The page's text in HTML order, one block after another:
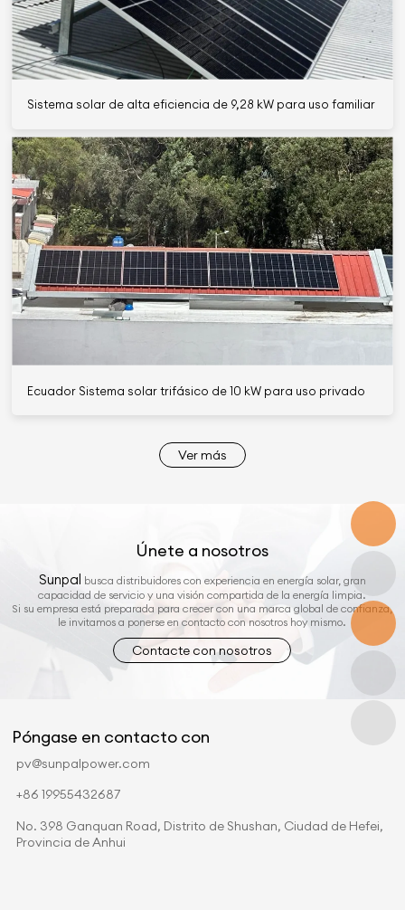
Sistema solar de alta eficiencia de 9,28 kW para uso familiar en
Ecuador Sistema solar trifásico de 10 kW para uso privado
Ver más
Únete a nosotros
Sunpal busca distribuidores con experiencia en energía solar, gran
capacidad de servicio y una visión compartida de la energía limpia.
Si su empresa está preparada para crecer con una marca global de confianza,
le invitamos a ponerse en contacto con nosotros hoy mismo.
Contacte con nosotros
Póngase en contacto con
pv@sunpalpower.com
+86 19955432687
No. 398 Ganquan Road, Distrito de Shushan, Ciudad de Hefei,
Provincia de Anhui